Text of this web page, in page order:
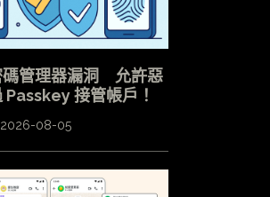
管理器漏洞 允許惡
Passkey 接管帳戶！
2026-08-05